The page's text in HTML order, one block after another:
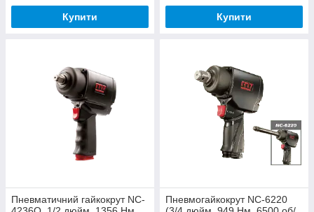
Купити Купити
Пневматичний гайкокрут NC-
Пневмогайкокрут NC-6220